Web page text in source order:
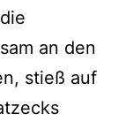
an den
stieß auf